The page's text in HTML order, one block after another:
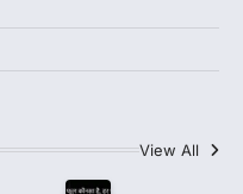
View All